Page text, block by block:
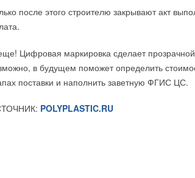
после этого строителю закрывают акт
Цифровая маркировка сделает
в будущем поможет определить
поставки и наполнить заветную ФГИС ЦС.
POLYPLASTIC.RU
делают ее менее экологичной по
Например, для вывода на орбиту
компанией Space Solar, потребуется